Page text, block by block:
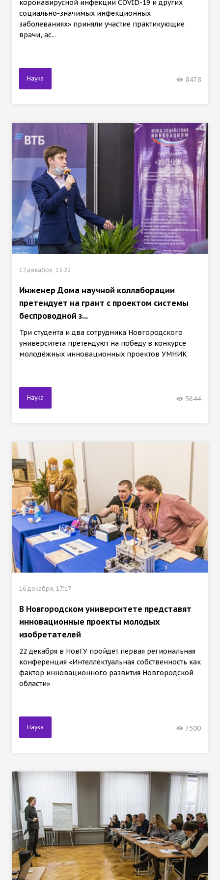
коронавирусной инфекции COVID-19 и других
социально-значимых инфекционных
заболеваниях» приняли участие практикующие
врачи, ас...
Наука 8478
17 декабря, 15:22
Инженер Дома научной коллаборации
претендует на грант с проектом системы
беспроводной з...
Три студента и два сотрудника Новгородского
университета претендуют на победу в конкурсе
молодёжных инновационных проектов УМНИК
Наука 5644
16 декабря, 17:17
В Новгородском университете представят
инновационные проекты молодых
изобретателей
22 декабря в НовГУ пройдет первая региональная
конференция «Интеллектуальная собственность как
фактор инновационного развития Новгородской
области»
Наука 7500